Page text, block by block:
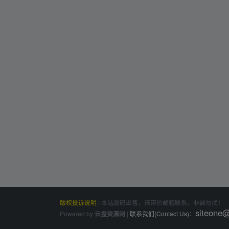
版权投诉说明 | 本站源码出售，请带价邮箱联系，非诚勿扰！
Powered by 云盘资源网 | 联系我们(Contact Us)：